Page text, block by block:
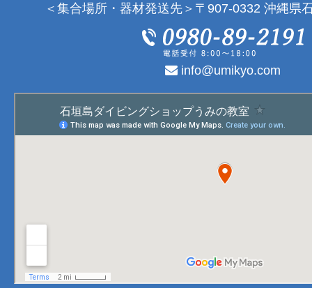
＜集合場所・器材発送先＞〒907-0332 沖縄県
info@umikyo.com